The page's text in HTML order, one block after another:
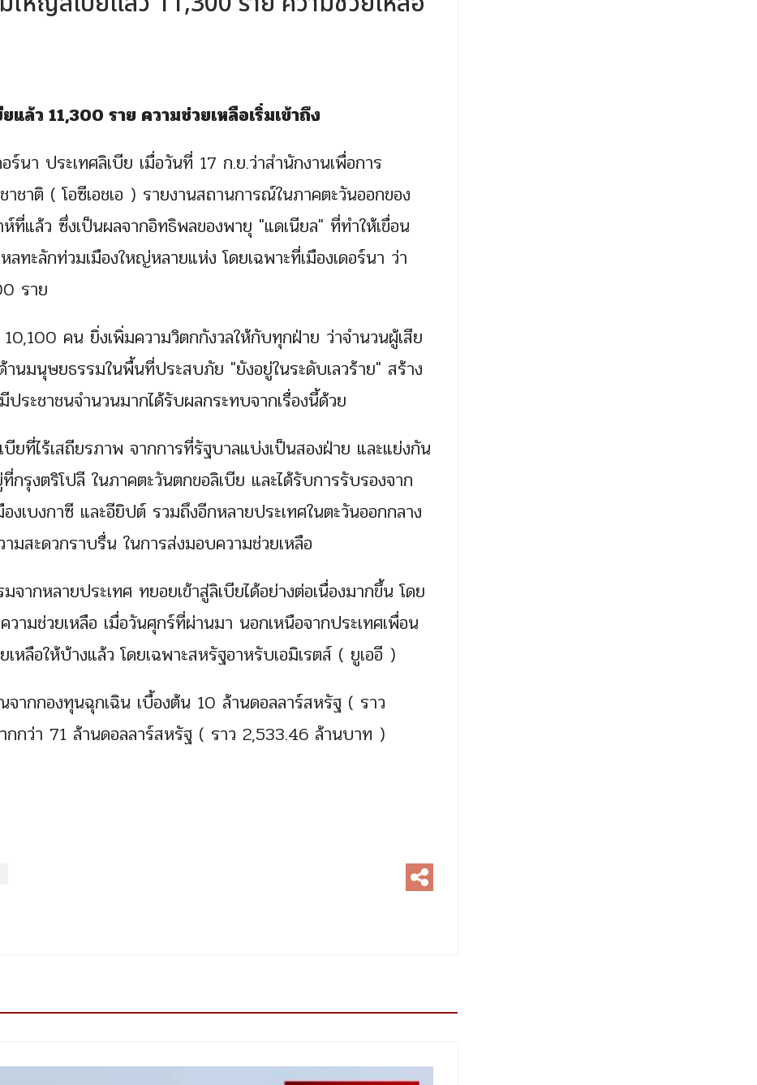
ล้ว 11,300 ราย ความช่วยเหลือเริ่มเข้าถึง
ร์นา ประเทศลิเบีย เมื่อวันที่ 17 ก.ย.ว่าสำนักงานเพื่อการ
าติ ( โอซีเอชเอ ) รายงานสถานการณ์ในภาคตะวันออกของ
แล้ว ซึ่งเป็นผลจากอิทธิพลของพายุ "แดเนียล" ที่ทำให้เขื่อน
ทะลักท่วมเมืองใหญ่หลายแห่ง โดยเฉพาะที่เมืองเดอร์นา ว่า
ราย
คน ยิ่งเพิ่มความวิตกกังวลให้กับทุกฝ่าย ว่าจำนวนผู้เสีย
นมนุษยธรรมในพื้นที่ประสบภัย "ยังอยู่ในระดับเลวร้าย" สร้าง
ระชาชนจำนวนมากได้รับผลกระทบจากเรื่องนี้ด้วย
ยที่ไร้เสถียรภาพ จากการที่รัฐบาลแบ่งเป็นสองฝ่าย และแย่งกัน
รุงตริโปลี ในภาคตะวันตกขอลิเบีย และได้รับการรับรองจาก
เบงกาซี และอียิปต์ รวมถึงอีกหลายประเทศในตะวันออกกลาง
สะดวกราบรื่น ในการส่งมอบความช่วยเหลือ
กหลายประเทศ ทยอยเข้าสู่ลิเบียได้อย่างต่อเนื่องมากขึ้น โดย
ามช่วยเหลือ เมื่อวันศุกร์ที่ผ่านมา นอกเหนือจากประเทศเพื่อน
หลือให้บ้างแล้ว โดยเฉพาะสหรัฐอาหรับเอมิเรตส์ ( ยูเออี )
ากกองทุนฉุกเฉิน เบื้องต้น 10 ล้านดอลลาร์สหรัฐ ( ราว
กว่า 71 ล้านดอลลาร์สหรัฐ ( ราว 2,533.46 ล้านบาท )